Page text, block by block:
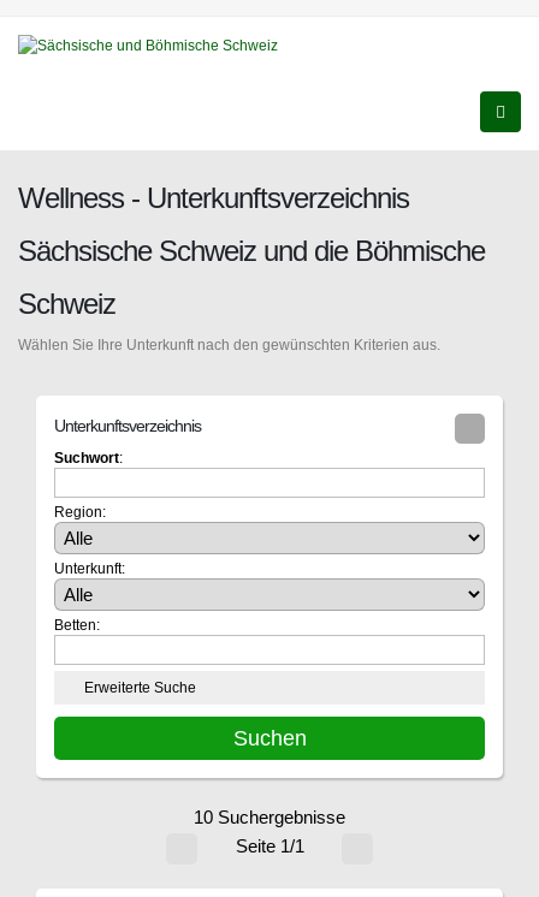
Wellness - Unterkunftsverzeichnis
Sächsische Schweiz und die Böhmische
Schweiz
Wählen Sie Ihre Unterkunft nach den gewünschten Kriterien aus.
Unterkunftsverzeichnis
Suchwort:
Region:
Unterkunft:
Betten:
Erweiterte Suche
10 Suchergebnisse
Seite 1/1